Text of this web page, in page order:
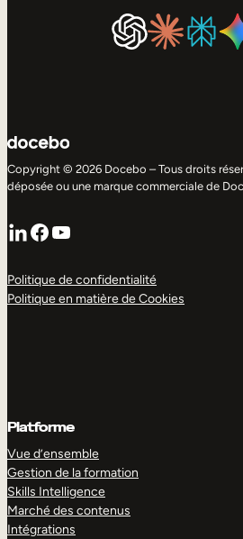
Copyright © 2026 Docebo – Tous droits
déposée ou une marque commerciale de
LinkedIn
Facebook
YouTube
Politique de confidentialité
Politique en matière de Cookies
Platforme
Vue d’ensemble
Gestion de la formation
Skills Intelligence
Marché des contenus
Intégrations